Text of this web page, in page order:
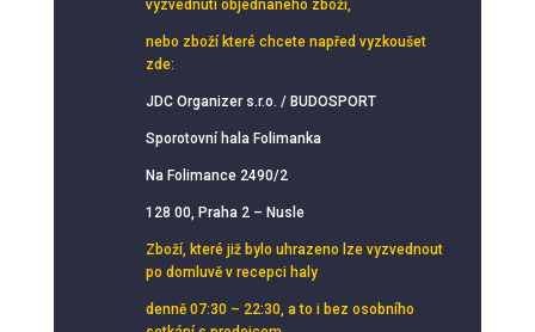
vyzvednutí objednaného zboží,
nebo zboží které chcete napřed vyzkoušet
zde:
JDC Organizer s.r.o. / BUDOSPORT
Sporotovní hala Folimanka
Na Folimance 2490/2
128 00, Praha 2 – Nusle
Zboží, které již bylo uhrazeno lze vyzvednout
po domluvě v recepci haly
denně 07:30 – 22:30, a to i bez osobního